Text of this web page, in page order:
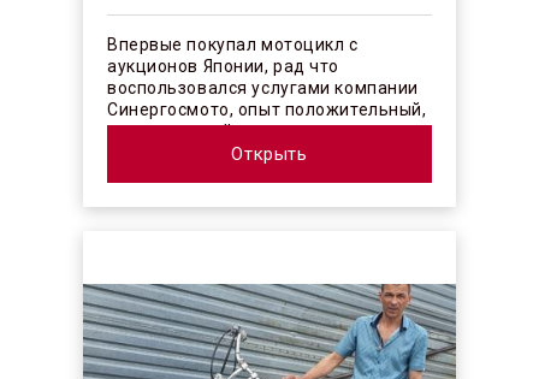
Впервые покупал мотоцикл с
аукционов Японии, рад что
воспользовался услугами компании
Синергосмото, опыт положительный,
коллектив действительно
профессионалы своего ...
Открыть